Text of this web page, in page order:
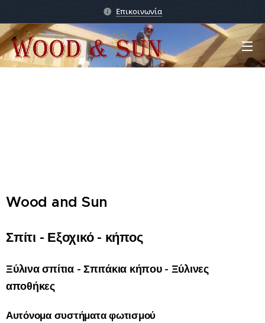
Επικοινωνία
Wood and Sun
Σπίτι - Εξοχικό - κήπος
Ξύλινα σπίτια -Σπιτάκια κήπου - Ξύλινες
αποθήκες
Αυτόνομα συστήματα φωτισμού